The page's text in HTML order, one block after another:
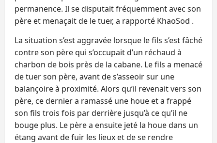
permanence. Il se disputait fréquemment avec son
père et menaçait de le tuer, a rapporté KhaoSod .
La situation s’est aggravée lorsque le fils s’est fâché
contre son père qui s’occupait d’un réchaud à
charbon de bois près de la cabane. Le fils a menacé
de tuer son père, avant de s’asseoir sur une
balançoire à proximité. Alors qu’il revenait vers son
père, ce dernier a ramassé une houe et a frappé
son fils trois fois par derrière jusqu’à ce qu’il ne
bouge plus. Le père a ensuite jeté la houe dans un
étang avant de fuir les lieux et de se rendre